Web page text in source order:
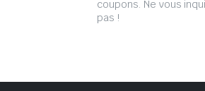
coupons. Ne vous
pas !